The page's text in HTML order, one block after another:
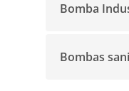
Bomba
Bombas